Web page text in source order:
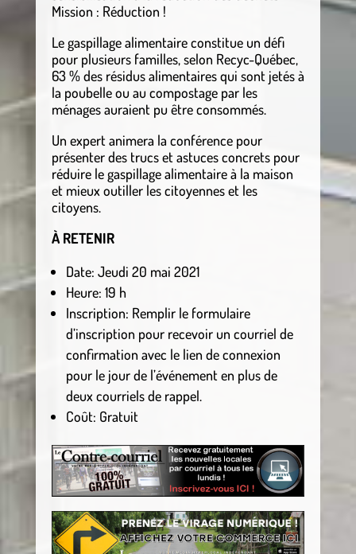
Mission : Réduction !
Le gaspillage alimentaire constitue un défi
pour plusieurs familles, selon Recyc-Québec,
63 % des résidus alimentaires qui sont jetés à
la poubelle ou au compostage par les
ménages auraient pu être consommés.
Un expert animera la conférence pour
présenter des trucs et astuces concrets pour
réduire le gaspillage alimentaire à la maison
et mieux outiller les citoyennes et les
citoyens.
À RETENIR
Date: Jeudi 20 mai 2021
Heure: 19 h
Inscription: Remplir le formulaire
d’inscription pour recevoir un courriel de
confirmation avec le lien de connexion
pour le jour de l’événement en plus de
deux courriels de rappel.
Coût: Gratuit